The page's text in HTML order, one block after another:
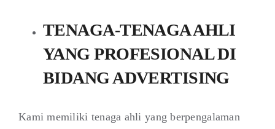
TENAGA-TENAGA AHLI
YANG PROFESIONAL DI
BIDANG ADVERTISING
Kami memiliki tenaga ahli yang berpengalaman